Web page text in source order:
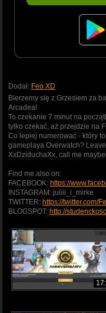
Dodał: Feo XD
Bierzemy się z Grzesiem za
Arcadea!
To czekanie 7 minut na
tylko czekać, aż przejdzie na
Co lepiej numerować - który
gameplaya Overwatch?
XxDziduchaXx, call me
Find me also on:
FACEBOOK: https://
INSTAGRAM: juliii_i_mirke
TWITTER: https://twitter.com/
BLOGSPOT: http://